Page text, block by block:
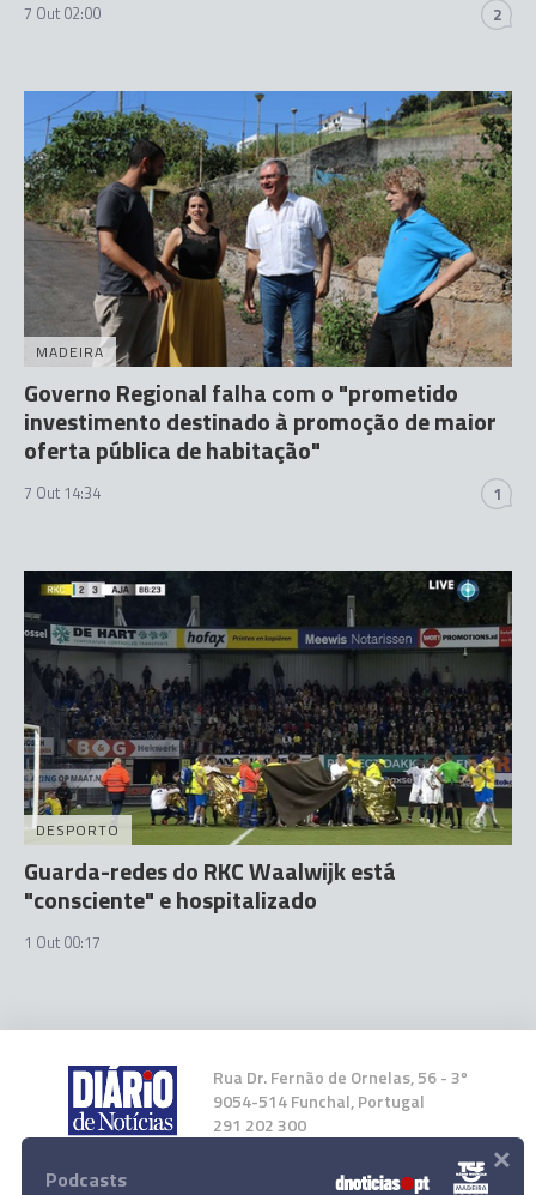
7 Out 02:00 2
MADEIRA
Governo Regional falha com o "prometido
investimento destinado à promoção de maior
oferta pública de habitação"
7 Out 14:34 1
DESPORTO
Guarda-redes do RKC Waalwijk está
"consciente" e hospitalizado
1 Out 00:17
Rua Dr. Fernão de Ornelas, 56 - 3º
9054-514 Funchal, Portugal
291 202 300
Instale a nossa App
Podcasts ×